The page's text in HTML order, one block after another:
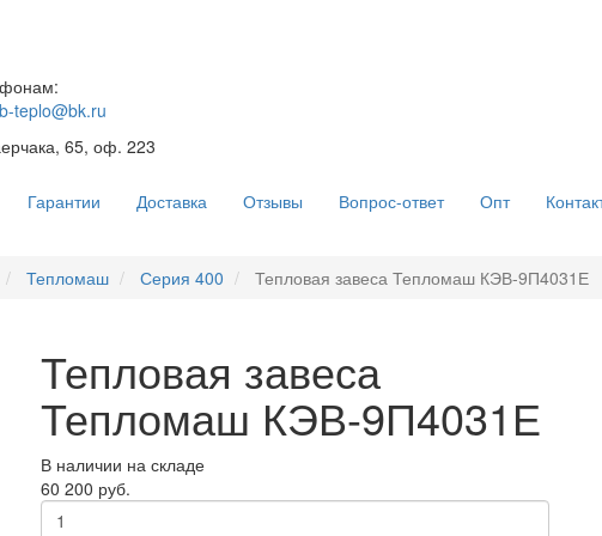
teplo@bk.ru
65, оф. 223
Гарантии Доставка Отзывы Вопрос-ответ Опт
Тепломаш Серия 400 Тепловая завеса Тепломаш КЭВ-9П4031Е
Тепловая завеса
Тепломаш КЭВ-9П4031Е
В наличии на складе
60 200 руб.